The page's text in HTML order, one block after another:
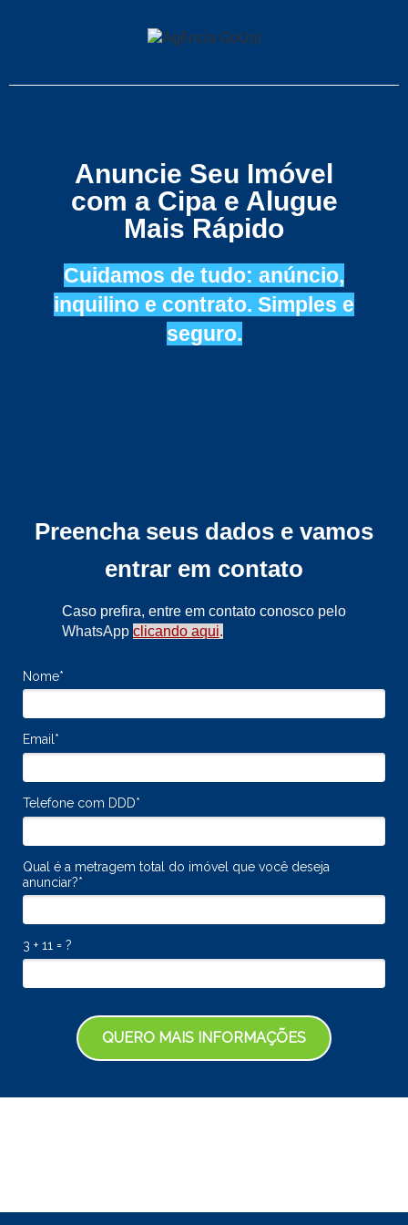
Anuncie Seu Imóvel
com a Cipa e Alugue
Mais Rápido
Cuidamos de tudo: anúncio,
inquilino e c ontrato. Simples e
seguro.
Preencha seus dados e vamos
entrar em contato
Caso prefira, entre em contato conosco pelo
WhatsApp clicando aqui.
Nome*
Email*
Telefone com DDD*
Qual é a metragem total do imóvel que você deseja
anunciar?*
3 + 11 = ?
QUERO MAIS INFORMAÇÕES